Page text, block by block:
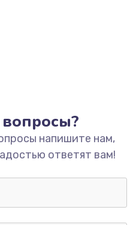
вопросы?
напишите нам,
ответят вам!